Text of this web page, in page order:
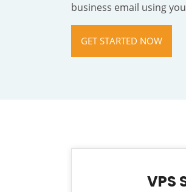
business email using
GET STARTED NOW
VPS